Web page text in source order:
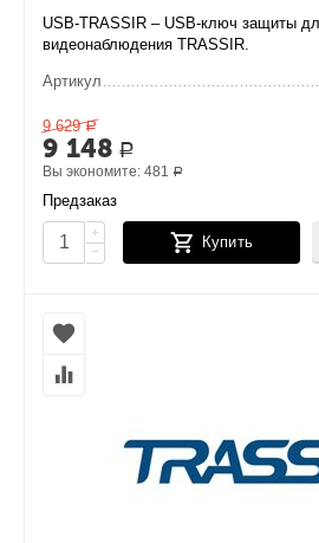
USB-TRASSIR – USB-ключ защиты
видеонаблюдения TRASSIR.
Артикул
9 629 Р
9 148 Р
Вы экономите:481 Р
Предзаказ
+
−
Купить